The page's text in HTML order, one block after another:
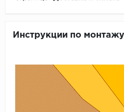
Инструкции по монтажу